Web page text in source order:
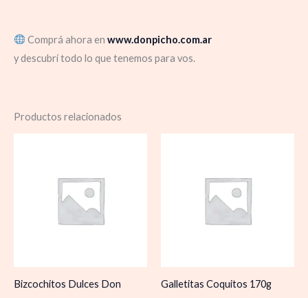
Comprá ahora en www.donpicho.com.ar
y descubrí todo lo que tenemos para vos.
Productos relacionados
Bizcochitos Dulces Don
Galletitas Coquitos 170g